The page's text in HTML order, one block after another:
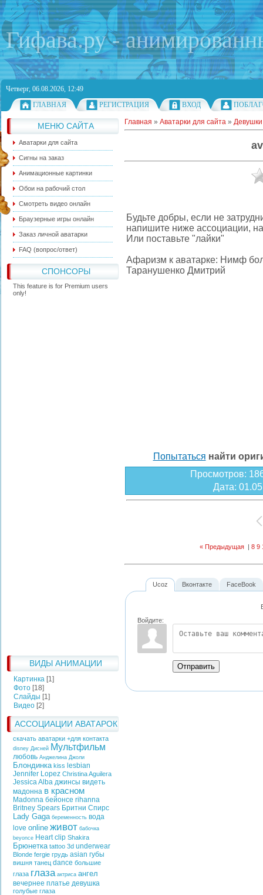
Гифава.ру -
Четверг, 06.08.2026, 12:49
ГЛАВНАЯ
РЕГИСТРАЦИЯ ВХОД
МЕНЮ САЙТА
Аватарки для сайта
Сигны на заказ
Анимационные картинки
Обои на рабочий стол
Смотреть видео онлайн
Браузерные игры онлайн
Заказ личной аватарки
FAQ (вопрос/ответ)
СПОНСОРЫ
This feature is for Premium users
only!
ВИДЫ АНИМАЦИИ
Картинка [1]
Фото [18]
Слайды [1]
Видео [2]
АССОЦИАЦИИ АВАТАРОК
скачать аватарки +для контакта
disney Дисней Мультфильм
любовь Анджелина Джоли
Блондинка kiss lesbian
Jennifer Lopez Christina Aguilera
Jessica Alba джинсы видеть
мадонна в красном
Madonna бейонсе rihanna
Britney Spears Бритни Спирс
Lady Gaga беременность вода
love online живот бабочка
beyonce Heart clip Shakira
Брюнетка tattoo 3d underwear
Blonde fergie грудь asian губы
вишня танец dance большие
глаза глаза актриса ангел
вечернее платье девушка
голубые глаза
Главная » Аватарки для сайта »
Будьте добры, если не
напишите ниже ассоциации,
Или поставьте "лайки"
Афаризм к аватарке: Нимф
Таранушенко Дмитрий
Попытаться найти
Просмотров:
Дата:
« Предыдущая| 8 9
Ucoz
Войдите:
Отправить
Вконтакте FaceBook